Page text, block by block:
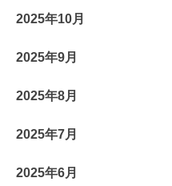
2025年10月
2025年9月
2025年8月
2025年7月
2025年6月